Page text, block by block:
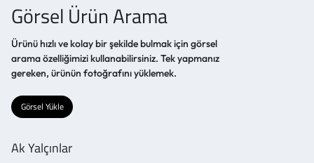
Görsel Ürün Arama
Ürünü hızlı ve kolay bir şekilde bulmak için görsel
arama özelliğimizi kullanabilirsiniz. Tek yapmanız
gereken, ürünün fotoğrafını yüklemek.
Görsel Yükle
Ak Yalçınlar